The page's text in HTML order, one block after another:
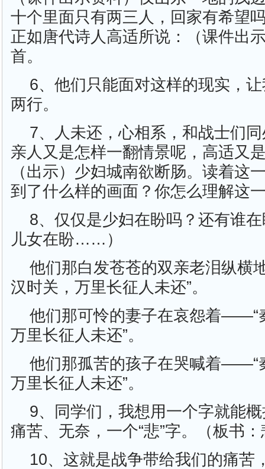
十个里面只有两三人，回家有希望
正如唐代诗人高适所说：（课件出
首。
6、他们只能面对这样的现实，
两行。
7、人未还，心相系，和战士们
亲人又是怎样一翻情景呢，高适又
（出示）少妇城南欲断肠。读着这
到了什么样的画面？你怎么理解这
8、仅仅是少妇在盼吗？还有谁
儿女在盼……）
他们那白发苍苍的双亲老泪纵
汉时关，万里长征人未还”。
他们那可怜的妻子在哀怨着——“
万里长征人未还”。
他们那孤苦的孩子在哭喊着——“
万里长征人未还”。
9、同学们，我想用一个字就能
痛苦、无奈，一个“悲”字。（板书
10、这就是战争带给我们的痛苦